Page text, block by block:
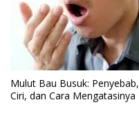
Mulut Bau Busuk: Penyebab,
Ciri, dan Cara Mengatasinya